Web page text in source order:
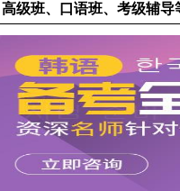
高级班、口语班、考级辅导